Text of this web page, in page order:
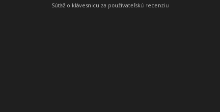
Súťaž o klávesnicu za používateľskú recenziu